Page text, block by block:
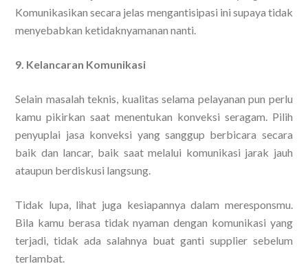
Komunikasikan secara jelas mengantisipasi ini supaya tidak
menyebabkan ketidaknyamanan nanti.
9. Kelancaran Komunikasi
Selain masalah teknis, kualitas selama pelayanan pun perlu
kamu pikirkan saat menentukan konveksi seragam. Pilih
penyuplai jasa konveksi yang sanggup berbicara secara
baik dan lancar, baik saat melalui komunikasi jarak jauh
ataupun berdiskusi langsung.
Tidak lupa, lihat juga kesiapannya dalam meresponsmu.
Bila kamu berasa tidak nyaman dengan komunikasi yang
terjadi, tidak ada salahnya buat ganti supplier sebelum
terlambat.